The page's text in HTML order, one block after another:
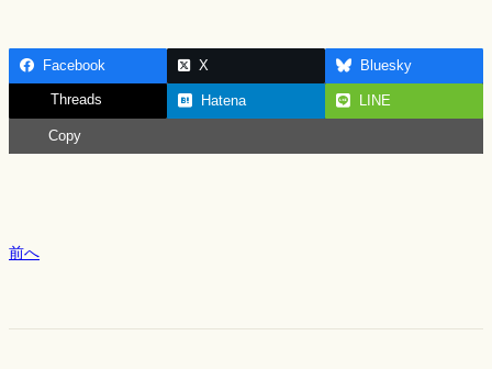
c
e
b
o
e
ar
e
Facebook X Bluesky
Threads Hatena LINE
Copy
前へ